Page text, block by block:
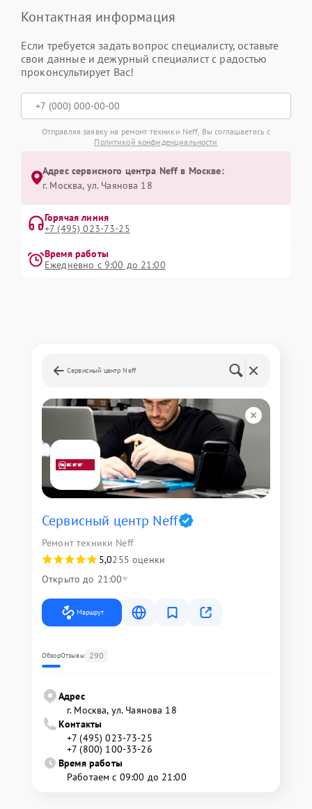
Контактная информация
Если требуется задать вопрос специалисту, оставьте
свои данные и дежурный специалист с радостью
проконсультирует Вас!
Отправляя заявку на ремонт техники Neff, Вы соглашаетесь с
Политикой конфиденциальности
Адрес сервисного центра Neff в Москве:
г. Москва, ул. Чаянова 18
Горячая линия
+7 (495) 023-73-25
Время работы
Ежедневно с 9:00 до 21:00
Сервисный центр Neff
Сервисный центр Neff
Ремонт техники Neff
5,0255 оценки
Открыто до 21:00
Маршрут
ОбзорОтзывы 290
Адрес
г. Москва, ул. Чаянова 18
Контакты
+7 (495) 023-73-25
+7 (800) 100-33-26
Время работы
Работаем с 09:00 до 21:00